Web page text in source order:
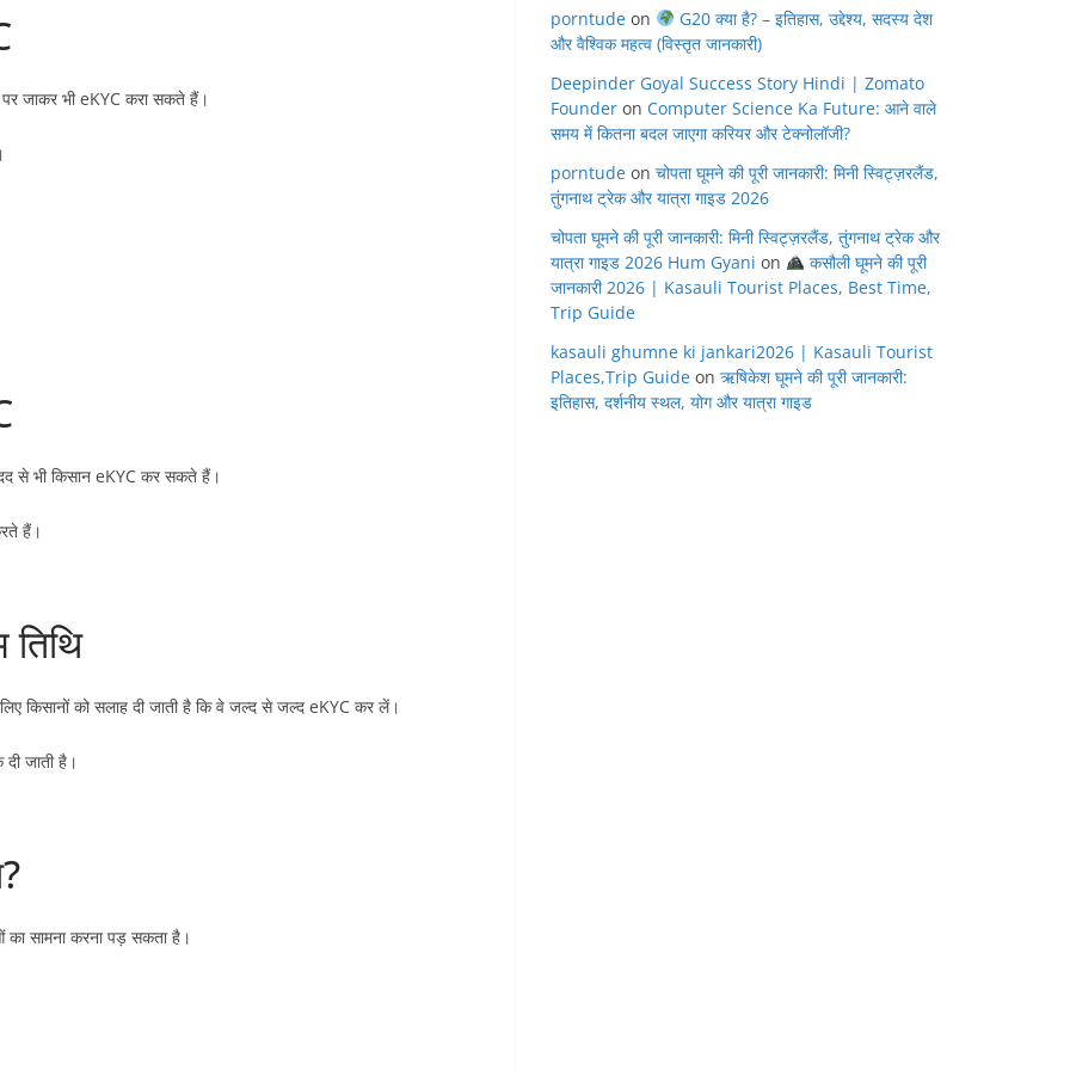
जाकर भी eKYC करा सकते हैं।
से भी किसान eKYC कर सकते हैं।
हैं।
किसानों को सलाह दी जाती है कि वे जल्द से जल्द eKYC कर लें।
जाती है।
सामना करना पड़ सकता है।
porntude on
G20 क्या है? – इतिहास, उद्देश्य, सदस्य देश
और वैश्विक महत्व (विस्तृत जानकारी)
Deepinder Goyal Success Story Hindi | Zomato
Founder on Computer Science Ka Future: आने वाले
समय में कितना बदल जाएगा करियर और टेक्नोलॉजी?
porntude on चोपता घूमने की पूरी जानकारी: मिनी स्विट्ज़रलैंड,
तुंगनाथ ट्रेक और यात्रा गाइड 2026
चोपता घूमने की पूरी जानकारी: मिनी स्विट्ज़रलैंड, तुंगनाथ ट्रेक और
यात्रा गाइड 2026 Hum Gyani on
कसौली घूमने की पूरी
जानकारी 2026 | Kasauli Tourist Places, Best Time,
Trip Guide
kasauli ghumne ki jankari2026 | Kasauli Tourist
Places,Trip Guide on ऋषिकेश घूमने की पूरी जानकारी:
इतिहास, दर्शनीय स्थल, योग और यात्रा गाइड